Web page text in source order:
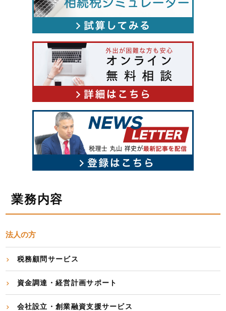
業務内容
法人の方
税務顧問サービス
資金調達・経営計画サポート
会社設立・創業融資支援サービス